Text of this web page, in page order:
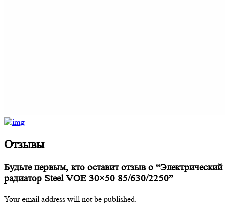
Отзывы
Будьте первым, кто оставит отзыв о “Электрический
радиатор Steel VOE 30×50 85/630/2250”
Your email address will not be published.